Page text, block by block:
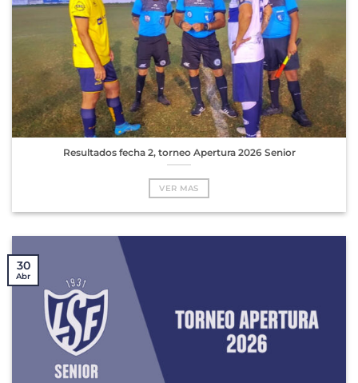
Resultados fecha 2, torneo Apertura 2026 Senior
VER MAS
30
Abr